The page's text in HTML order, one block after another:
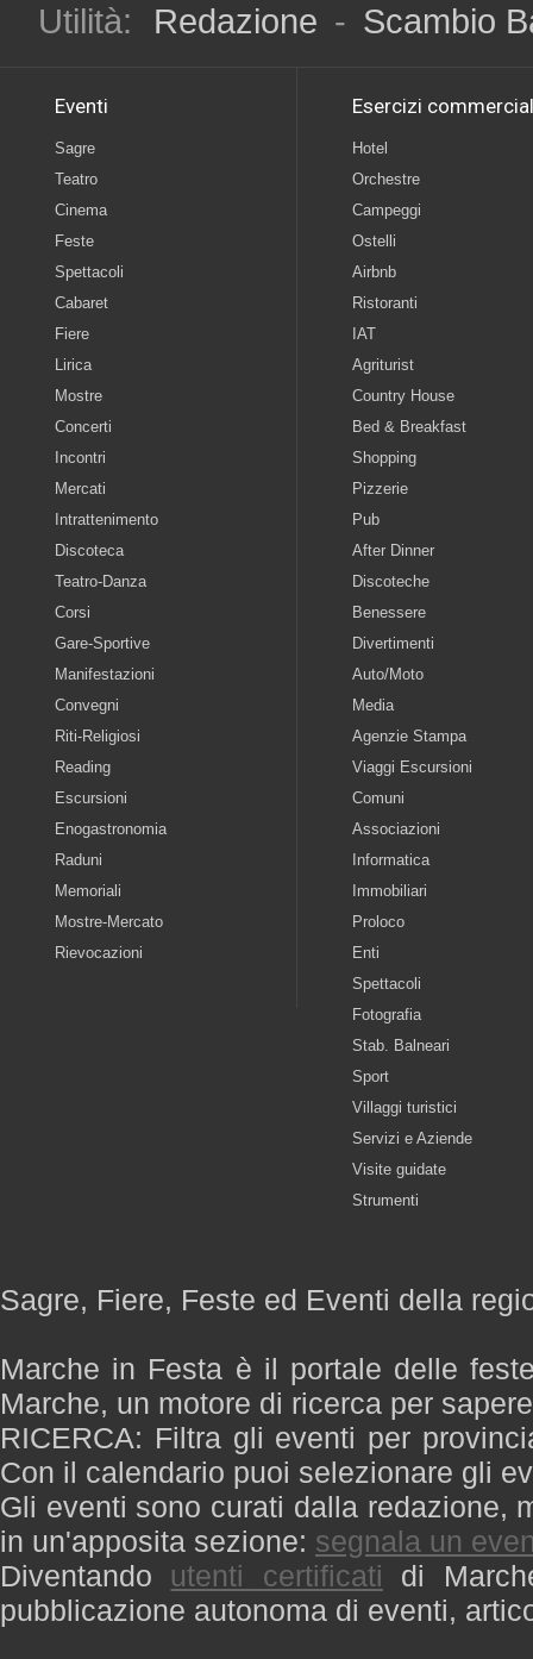
Utilità:
Redazione - Scambio
Eventi
Sagre
Teatro
Cinema
Feste
Spettacoli
Cabaret
Fiere
Lirica
Mostre
Concerti
Incontri
Mercati
Intrattenimento
Discoteca
Teatro-Danza
Corsi
Gare-Sportive
Manifestazioni
Convegni
Riti-Religiosi
Reading
Escursioni
Enogastronomia
Raduni
Memoriali
Mostre-Mercato
Rievocazioni
Esercizi
Hotel
Orchestre
Campeggi
Ostelli
Airbnb
Ristoranti
IAT
Agriturist
Country House
Bed & Breakfast
Shopping
Pizzerie
Pub
After Dinner
Discoteche
Benessere
Divertimenti
Auto/Moto
Media
Agenzie Stampa
Viaggi Escursioni
Comuni
Associazioni
Informatica
Immobiliari
Proloco
Enti
Spettacoli
Fotografia
Stab. Balneari
Sport
Villaggi turistici
Servizi e Aziende
Visite guidate
Strumenti
Sagre, Fiere, Feste ed Eventi della
Marche in Festa è il portale delle
Marche, un motore di ricerca per
RICERCA: Filtra gli eventi per
Con il calendario puoi selezionare gli
Gli eventi sono curati dalla redazione,
in un'apposita sezione: segnala un
Diventando utenti certificati di
pubblicazione autonoma di eventi,